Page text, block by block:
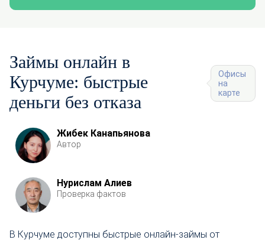
Займы онлайн в
Курчуме: быстрые
деньги без отказа
Офисы
на
карте
Жибек Канапьянова
Автор
Нурислам Алиев
Проверка фактов
В Курчуме доступны быстрые онлайн-займы от